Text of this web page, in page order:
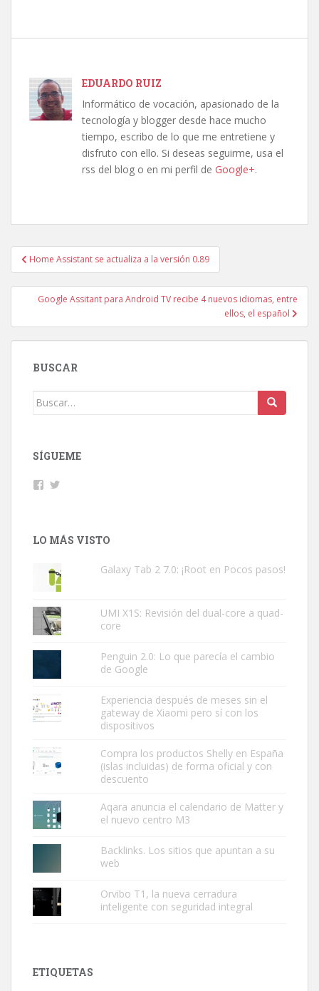
EDUARDO RUIZ
Informático de vocación, apasionado de la
tecnología y blogger desde hace mucho
tiempo, escribo de lo que me entretiene y
disfruto con ello. Si deseas seguirme, usa el
rss del blog o en mi perfil de Google+.
Navegación
de
entradas
Home Assistant se actualiza a la versión 0.89
Google Assitant para Android TV recibe 4 nuevos idiomas, entre
ellos, el español
BUSCAR
Buscar:
SÍGUEME
Facebook
LO MÁS VISTO
Galaxy Tab 2 7.0: ¡Root en Pocos pasos!
UMI X1S: Revisión del dual-core a quad-
core
Penguin 2.0: Lo que parecía el cambio
de Google
Experiencia después de meses sin el
gateway de Xiaomi pero sí con los
dispositivos
Compra los productos Shelly en España
(islas incluidas) de forma oficial y con
descuento
Aqara anuncia el calendario de Matter y
el nuevo centro M3
Backlinks. Los sitios que apuntan a su
web
Orvibo T1, la nueva cerradura
inteligente con seguridad integral
ETIQUETAS